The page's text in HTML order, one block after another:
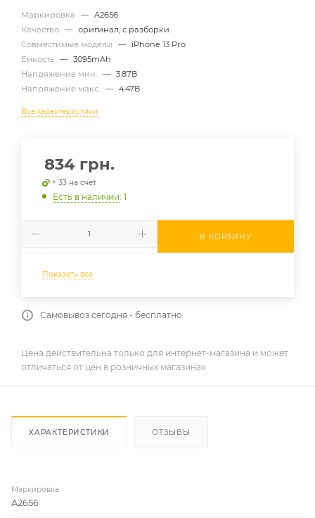
Маркировка — A2656
Качество — оригинал, с разборки
Совместимые модели
—
iPhone 13 Pro
Емкость — 3095mAh
Напряжение мин.
— 3.87В
Напряжение макс.
— 4.47В
Все характеристики
834 грн.
+ 33 на счет
Есть в наличии: 1
В КОРЗИНУ
Показать все
Самовывоз сегодня - бесплатно
Цена действительна только для интернет-магазина и может
отличаться от цен в розничных магазинах
ХАРАКТЕРИСТИКИ ОТЗЫВЫ
Маркировка
A2656